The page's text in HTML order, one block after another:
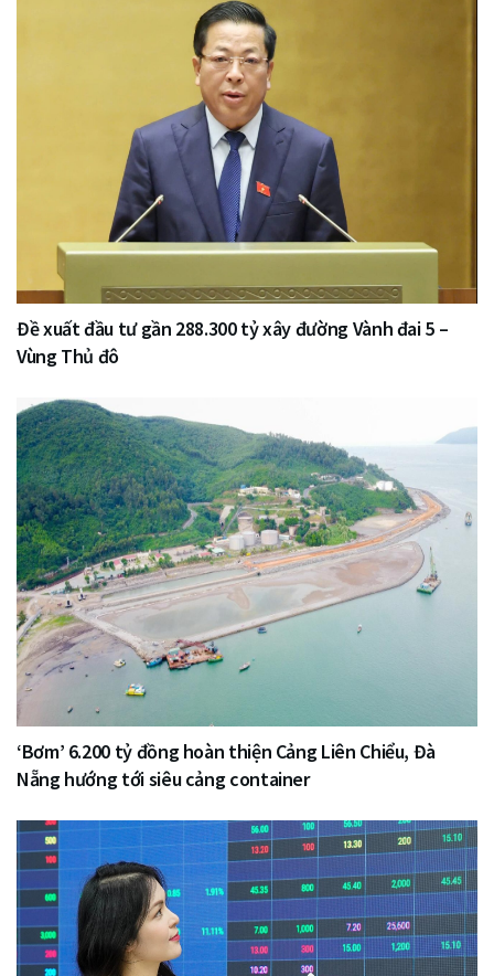
Đề xuất đầu tư gần 288.300 tỷ xây đường Vành đai 5 –
Vùng Thủ đô
‘Bơm’ 6.200 tỷ đồng hoàn thiện Cảng Liên Chiểu, Đà
Nẵng hướng tới siêu cảng container